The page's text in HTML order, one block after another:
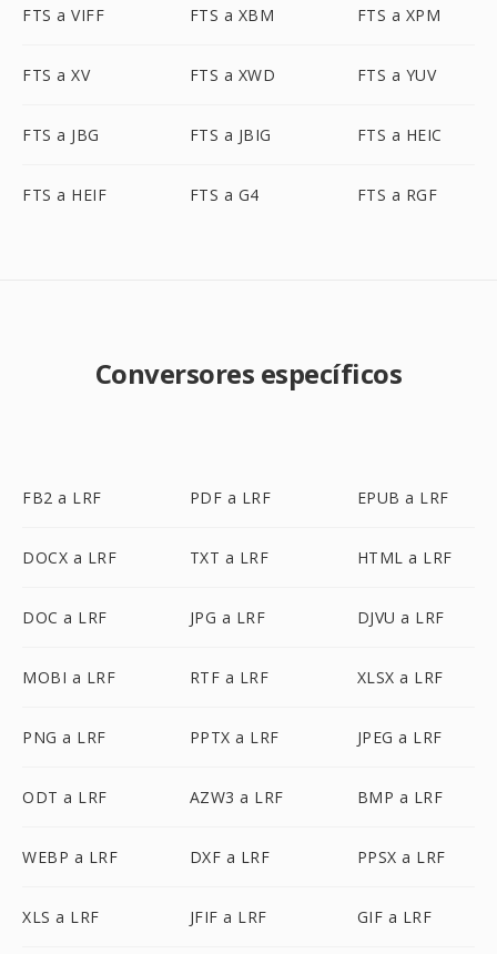
FTS a VIFF FTS a XBM FTS a XPM
FTS a XV FTS a XWD FTS a YUV
FTS a JBG FTS a JBIG FTS a HEIC
FTS a HEIF FTS a G4 FTS a RGF
Conversores específicos
FB2 a LRF PDF a LRF EPUB a LRF
DOCX a LRF TXT a LRF HTML a LRF
DOC a LRF JPG a LRF DJVU a LRF
MOBI a LRF RTF a LRF XLSX a LRF
PNG a LRF PPTX a LRF JPEG a LRF
ODT a LRF AZW3 a LRF BMP a LRF
WEBP a LRF DXF a LRF PPSX a LRF
XLS a LRF JFIF a LRF GIF a LRF